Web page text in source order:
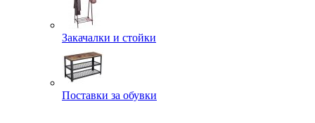
Закачалки и стойки
Поставки за обувки